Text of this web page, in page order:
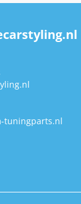
tuningparts.nl